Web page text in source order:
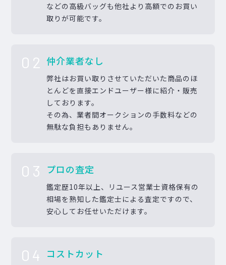
などの高級バッグも他社より高額でのお買い
取りが可能です。
02 仲介業者なし
弊社はお買い取りさせていただいた商品のほ
とんどを直接エンドユーザー様に紹介・販売
しております。
その為、業者間オークションの手数料などの
無駄な負担もありません。
03 プロの査定
鑑定歴10年以上、リユース営業士資格保有の
相場を熟知した鑑定士による査定ですので、
安心してお任せいただけます。
04 コストカット